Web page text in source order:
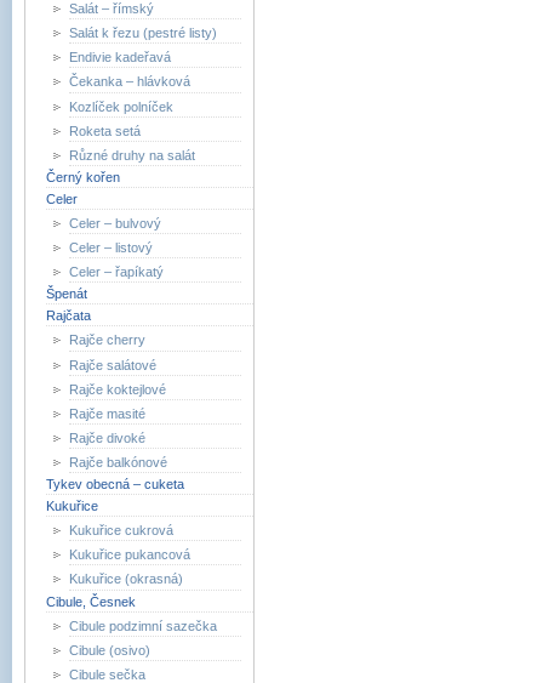
Salát – římský
Salát k řezu (pestré listy)
Endivie kadeřavá
Čekanka – hlávková
Kozlíček polníček
Roketa setá
Různé druhy na salát
Černý kořen
Celer
Celer – bulvový
Celer – listový
Celer – řapíkatý
Špenát
Rajčata
Rajče cherry
Rajče salátové
Rajče koktejlové
Rajče masité
Rajče divoké
Rajče balkónové
Tykev obecná – cuketa
Kukuřice
Kukuřice cukrová
Kukuřice pukancová
Kukuřice (okrasná)
Cibule, Česnek
Cibule podzimní sazečka
Cibule (osivo)
Cibule sečka